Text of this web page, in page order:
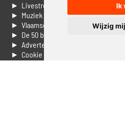
Ik
Wijzig
► Livestream informatie
► Muziek opzoeken
► Vlaamse 100 Aller tijden
► De 50 beste van...
► Adverteren op Jouwradio
► Cookie voorkeuren wijzigen